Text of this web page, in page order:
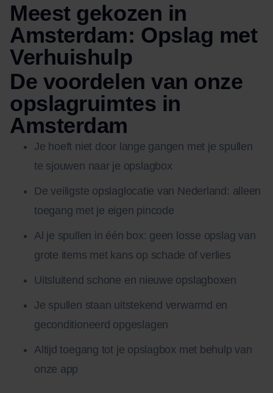
Meest gekozen in
Amsterdam: Opslag met
Verhuishulp
De voordelen van onze
opslagruimtes in
Amsterdam
Je hoeft niet door lange gangen met je spullen
te sjouwen naar je opslagbox
De veiligste opslaglocatie van Nederland: alleen
toegang met je eigen pincode
Al je spullen in één box: geen losse opslag van
grote items met kans op schade of verlies
Uitsluitend schone en nieuwe opslagboxen
Je spullen staan uitstekend verwarmd en
geconditioneerd opgeslagen
Altijd toegang tot je opslagbox met behulp van
onze app